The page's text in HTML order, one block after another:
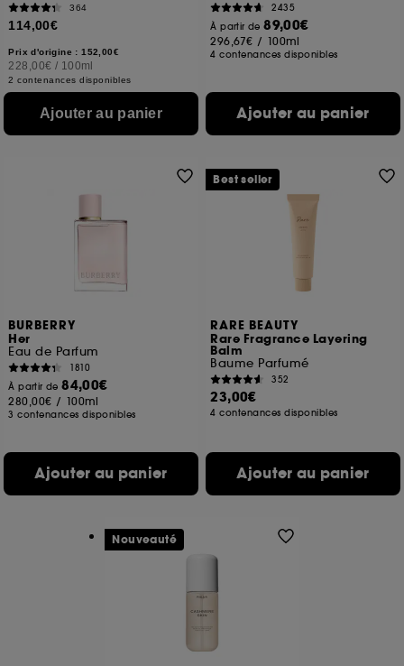
364
114,00€
Prix d'origine : 152,00€
228,00€ / 100ml
2 contenances disponibles
Ajouter au panier
2435
À partir de89,00€
296,67€ / 100ml
4 contenances disponibles
Ajouter au panier
BURBERRY
Her
Eau de Parfum
1810
À partir de84,00€
280,00€ / 100ml
3 contenances disponibles
Ajouter au panier
RARE BEAUTY
Rare Fragrance Layering
Balm
Baume Parfumé
352
23,00€
4 contenances disponibles
Ajouter au panier
Best seller
Nouveauté